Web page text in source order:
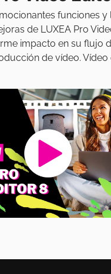
funciones y
de LUXEA Pro
impacto en su flujo
de vídeo. Vídeo